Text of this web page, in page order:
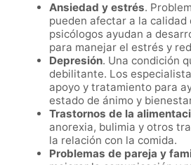
Ansiedad y estrés.
pueden afectar a la calidad
psicólogos ayudan a
para manejar el estrés y
Depresión. Una condición
debilitante. Los
apoyo y tratamiento para
estado de ánimo y
Trastornos de la
anorexia, bulimia y otros
la relación con la comida.
Problemas de pareja y